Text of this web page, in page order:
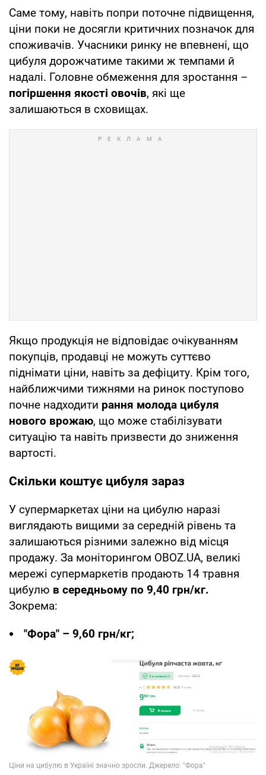
Саме тому, навіть попри поточне підвищення,
ціни поки не досягли критичних позначок для
споживачів. Учасники ринку не впевнені, що
цибуля дорожчатиме такими ж темпами й
надалі. Головне обмеження для зростання –
погіршення якості овочів, які ще
залишаються в сховищах.
Якщо продукція не відповідає очікуванням
покупців, продавці не можуть суттєво
піднімати ціни, навіть за дефіциту. Крім того,
найближчими тижнями на ринок поступово
почне надходити рання молода цибуля
нового врожаю, що може стабілізувати
ситуацію та навіть призвести до зниження
вартості.
Скільки коштує цибуля зараз
У супермаркетах ціни на цибулю наразі
виглядають вищими за середній рівень та
залишаються різними залежно від місця
продажу. За моніторингом OBOZ.UA, великі
мережі супермаркетів продають 14 травня
цибулю в середньому по 9,40 грн/кг.
Зокрема:
"Фора" – 9,60 грн/кг;